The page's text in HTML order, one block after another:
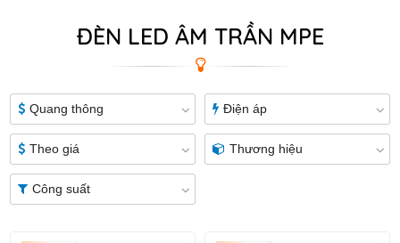
PHẨM
ĐÈN LED ÂM TRẦN MPE
Quang thông Điện áp
Theo giá Thương hiệu
Công suất